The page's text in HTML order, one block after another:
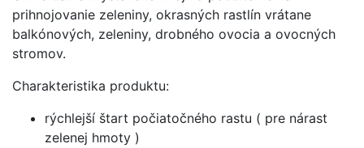
prihnojovanie zeleniny, okrasných rastlín vrátane
balkónových, zeleniny, drobného ovocia a ovocných
stromov.
Charakteristika produktu:
rýchlejší štart počiatočného rastu ( pre nárast
zelenej hmoty )